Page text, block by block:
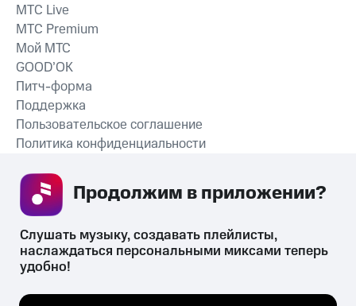
СКАЧАТЬ ПРИЛОЖЕНИЕ
MTС Live
MTС Premium
Мой МТС
GOOD’OK
Питч-форма
Поддержка
Пользовательское соглашение
Политика конфиденциальности
психотропных веществ, их аналогов причиняет вред здоровью,
Слушать музыку, создавать плейлисты,
наслаждаться персональными миксами теперь
удобно!